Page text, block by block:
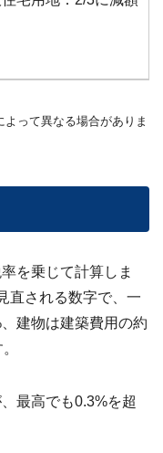
って異なる場合がありま
を乗じて計算しま
直される数字で、一
建物は建築費用の約
最高でも0.3%を超